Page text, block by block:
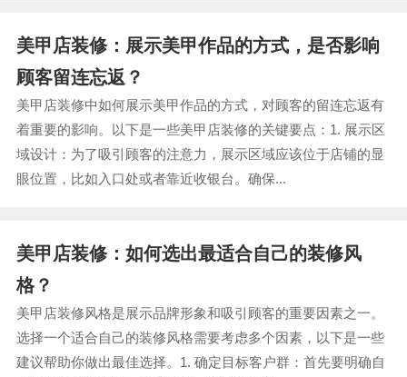
美甲店装修：展示美甲作品的方式，是否影响
顾客留连忘返？
美甲店装修中如何展示美甲作品的方式，对顾客的留连忘返有
着重要的影响。以下是一些美甲店装修的关键要点：1. 展示区
域设计：为了吸引顾客的注意力，展示区域应该位于店铺的显
眼位置，比如入口处或者靠近收银台。确保...
美甲店装修：如何选出最适合自己的装修风
格？
美甲店装修风格是展示品牌形象和吸引顾客的重要因素之一。
选择一个适合自己的装修风格需要考虑多个因素，以下是一些
建议帮助你做出最佳选择。1. 确定目标客户群：首先要明确自